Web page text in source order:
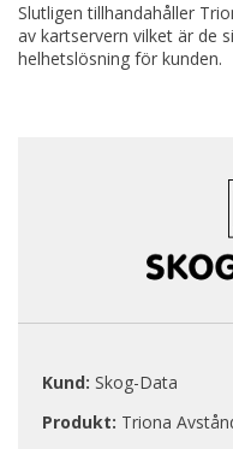
Slutligen tillhandahåller
av kartservern vilket är de
helhetslösning för kunden.
Kund: Skog-Data
Produkt: Triona